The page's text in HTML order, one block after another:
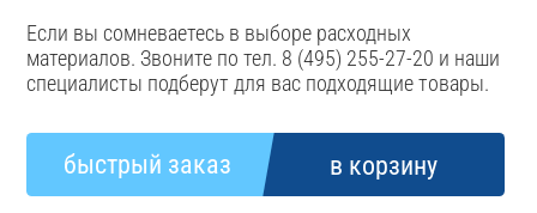
Если вы сомневаетесь в выборе расходных
материалов. Звоните по тел. 8 (495) 255-27-20 и наши
специалисты подберут для вас подходящие товары.